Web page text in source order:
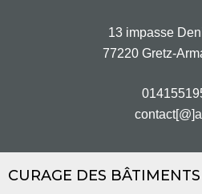
13 impasse
77220 Gretz-
CURAGE DES BÂTIMENTS